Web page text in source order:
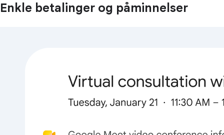
Enkle betalinger og påminnelser